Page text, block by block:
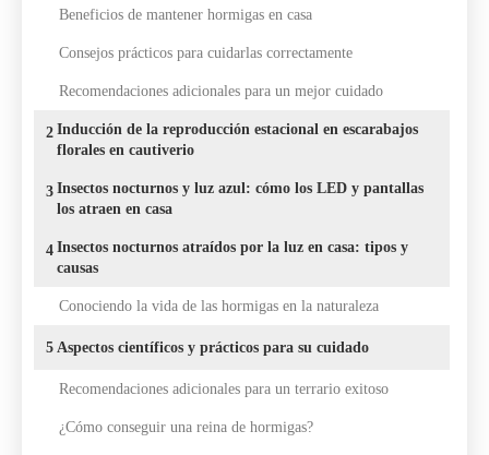
Beneficios de mantener hormigas en casa
Consejos prácticos para cuidarlas correctamente
Recomendaciones adicionales para un mejor cuidado
2 Inducción de la reproducción estacional en escarabajos
florales en cautiverio
3 Insectos nocturnos y luz azul: cómo los LED y pantallas
los atraen en casa
4 Insectos nocturnos atraídos por la luz en casa: tipos y
causas
Conociendo la vida de las hormigas en la naturaleza
5 Aspectos científicos y prácticos para su cuidado
Recomendaciones adicionales para un terrario exitoso
¿Cómo conseguir una reina de hormigas?